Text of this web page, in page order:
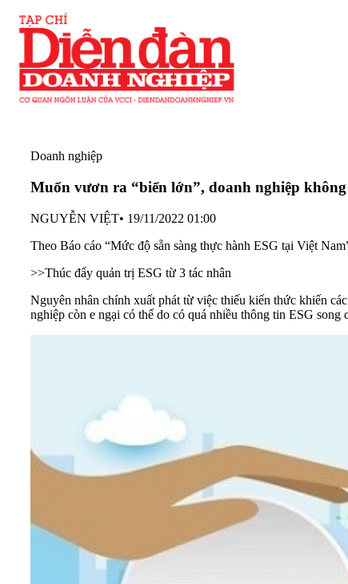
Doanh nghiệp
Muốn vươn ra “biển lớn”, doanh nghiệp
NGUYỄN VIỆT• 19/11/2022 01:00
Theo Báo cáo “Mức độ sẵn sàng thực hành ESG tại Việt
>>Thúc đẩy quản trị ESG từ 3 tác nhân
Nguyên nhân chính xuất phát từ việc thiếu kiến thức khiến
nghiệp còn e ngại có thể do có quá nhiều thông tin ESG song